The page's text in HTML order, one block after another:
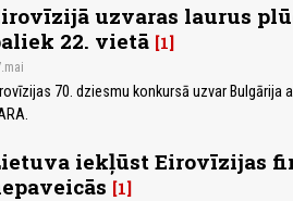
uzvaras laurus
22. vietā 1
70. dziesmu konkursā uzvar Bulgārija
iekļūst Eirovīzijas
1